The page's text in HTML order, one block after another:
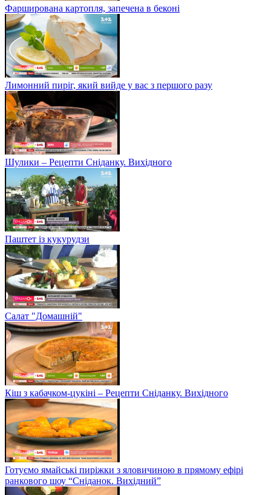
Фарширована картопля, запечена в беконі
Лимонний пиріг, який вийде у вас з першого разу
Шулики – Рецепти Сніданку. Вихідного
Паштет із кукурудзи
Салат "Домашній"
Кіш з кабачком-цукіні – Рецепти Сніданку. Вихідного
Готуємо ямайські пиріжки з яловичиною в прямому ефірі
ранкового шоу “Сніданок. Вихідний”